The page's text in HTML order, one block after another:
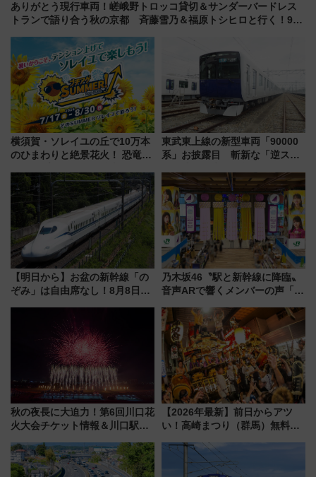
ありがとう現行車両！嵯峨野トロッコ貸切＆サンダーバードレス
トランで語り合う秋の京都 斉藤雪乃＆福原トシヒロと行く！9月
横須賀・ソレイユの丘で10万本
のひまわりと絶景花火！ 恐竜や
帰りお出かけ最新情報（2026年
7月17日～開催）
東武東上線の新型車両「90000
系」お披露目 斬新な「逆スラ
放的な車内空間に注目、デビュ
ーは9月
【明日から】お盆の新幹線「の
ぞみ」は自由席なし！8月8日午
せば空きが見つかることも 混
雑避ける「空席」探しのコツ
乃木坂46〝駅と新幹線に降臨〟
音声ARで響くメンバーの声「真
秋の夜長に大迫力！第6回川口花
火大会チケット情報＆川口駅か
【2026年最新】前日からアツ
い！高崎まつり（群馬）無料観
しまで